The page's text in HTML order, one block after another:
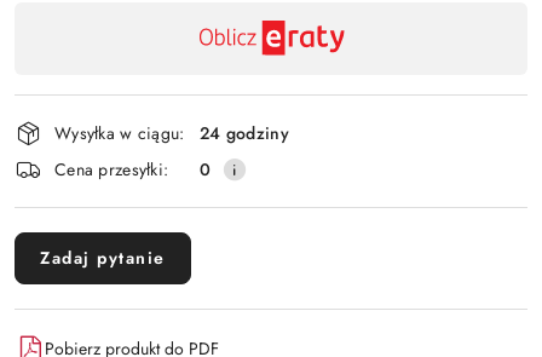
Wysyłka w ciągu:
24 godziny
Cena przesyłki:
0
Zadaj pytanie
Pobierz produkt do PDF